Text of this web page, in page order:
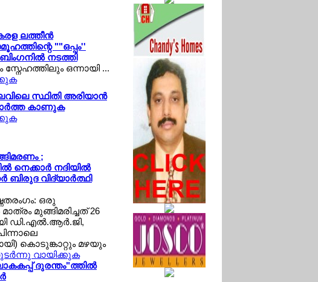
ലത്തീന്‍
""ഒപ്പം''
നടത്തി
ഒന്നായി ...
സ്ഥിതി അരിയാന്‍
കാണുക
;
നദിയില്‍
ബിരുദ വിദ്യാര്‍ത്ഥി
ഒരു
മുങ്ങിമരിച്ചത് 26
ഡി.എല്‍.ആര്‍.ജി,
കൊടുങ്കാറ്റും മഴയും
വായിക്കുക
ദുരന്തം"ത്തില്‍